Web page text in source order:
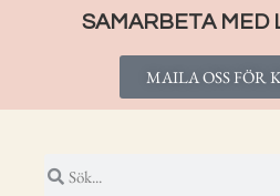
SAMARBETA MED
MAILA OSS FÖR